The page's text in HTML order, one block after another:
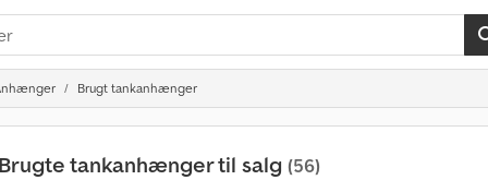
Brugt tankanhænger
Brugte tankanhænger til salg (56)